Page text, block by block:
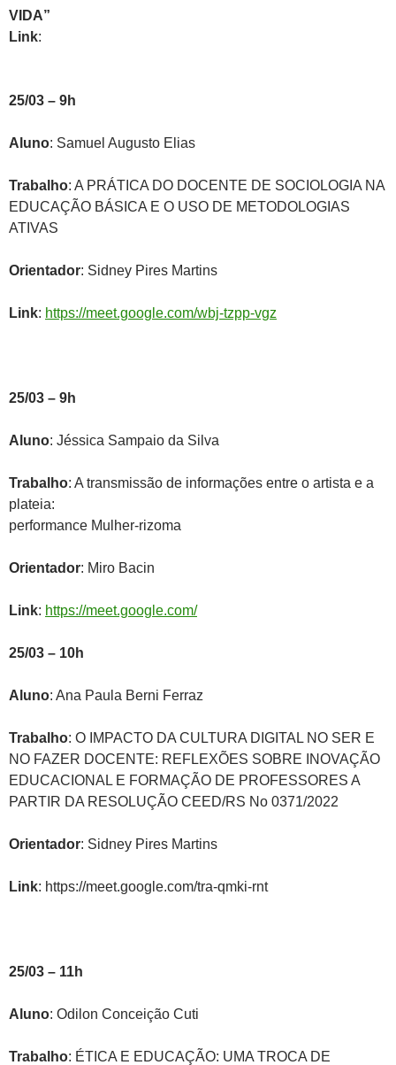
VIDA”
Link:
25/03 – 9h
Aluno: Samuel Augusto Elias
Trabalho: A PRÁTICA DO DOCENTE DE SOCIOLOGIA NA
EDUCAÇÃO BÁSICA E O USO DE METODOLOGIAS
ATIVAS
Orientador: Sidney Pires Martins
Link: https://meet.google.com/wbj-tzpp-vgz
25/03 – 9h
Aluno: Jéssica Sampaio da Silva
Trabalho: A transmissão de informações entre o artista e a
plateia:
performance Mulher-rizoma
Orientador: Miro Bacin
Link: https://meet.google.com/
25/03 – 10h
Aluno: Ana Paula Berni Ferraz
Trabalho: O IMPACTO DA CULTURA DIGITAL NO SER E
NO FAZER DOCENTE: REFLEXÕES SOBRE INOVAÇÃO
EDUCACIONAL E FORMAÇÃO DE PROFESSORES A
PARTIR DA RESOLUÇÃO CEED/RS No 0371/2022
Orientador: Sidney Pires Martins
Link: https://meet.google.com/tra-qmki-rnt
25/03 – 11h
Aluno: Odilon Conceição Cuti
Trabalho: ÉTICA E EDUCAÇÃO: UMA TROCA DE